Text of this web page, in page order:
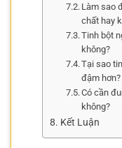
Làm sao
chất hay
Tinh bột
không?
Tại sao
đậm hơn?
Có cần
không?
Kết Luận